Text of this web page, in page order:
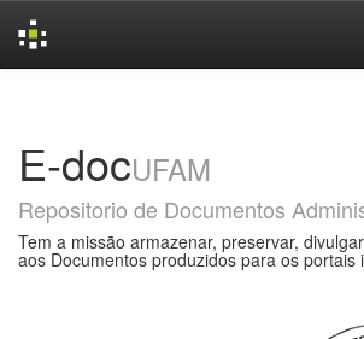
E-docUFAM
Repositorio de Documentos
Tem a missão armazenar, preservar,
aos Documentos produzidos para os portais